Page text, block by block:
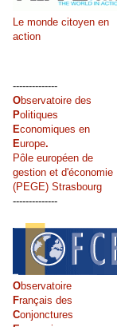
Le monde citoyen en
action
--------------
Observatoire des
Politiques
Economiques en
Europe.
Pôle européen de
gestion et d'économie
(PEGE) Strasbourg
--------------
Observatoire
Français des
Conjonctures